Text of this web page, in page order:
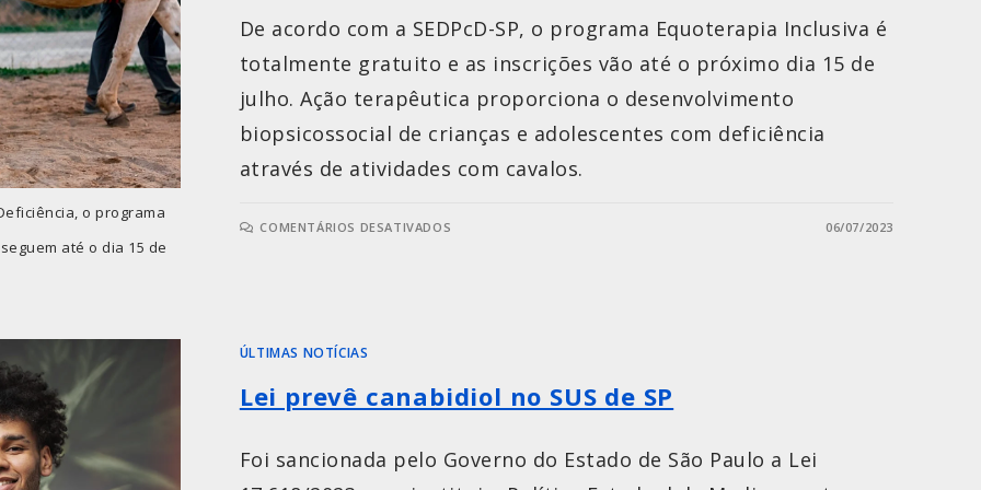
o programa
até o dia 15 de
De acordo com a SEDPcD-SP, o programa Equoterapia Inclusiva é
totalmente gratuito e as inscrições vão até o próximo dia 15 de
julho. Ação terapêutica proporciona o desenvolvimento
biopsicossocial de crianças e adolescentes com deficiência
através de atividades com cavalos.
COMENTÁRIOS DESATIVADOS 06/07/2023
ÚLTIMAS NOTÍCIAS
Lei prevê canabidiol no SUS de SP
Foi sancionada pelo Governo do Estado de São Paulo a Lei